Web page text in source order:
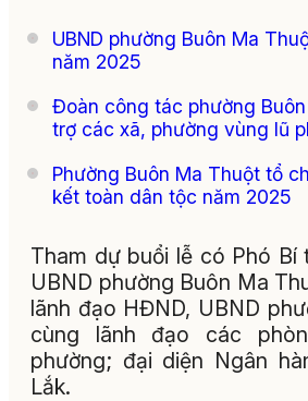
UBND phường Buôn Ma
năm 2025
Đoàn công tác phường
trợ các xã, phường vùng lũ
Phường Buôn Ma Thuột tổ
kết toàn dân tộc năm 2025
Tham dự buổi lễ có Phó
UBND phường Buôn Ma
lãnh đạo HĐND, UBND
cùng lãnh đạo các
phường; đại diện Ngân
Lắk.